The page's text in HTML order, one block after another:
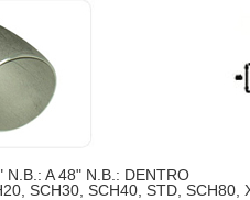
N.B.: A 48" N.B.: DENTRO
SCH30, SCH40, STD,